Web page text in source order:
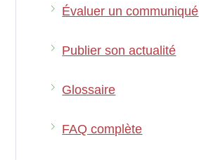
Évaluer un communiqué
Publier son actualité
Glossaire
FAQ complète